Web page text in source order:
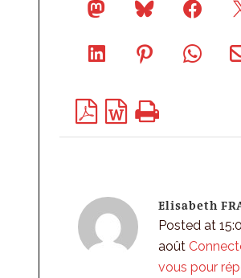
Elisabeth
Posted at
août
vous pour